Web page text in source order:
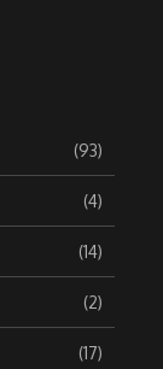
(93)
(4)
(14)
(2)
(17)